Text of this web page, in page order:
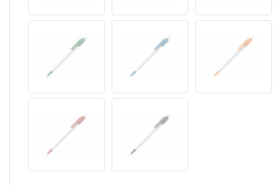
Duffeltassen
Reistassen